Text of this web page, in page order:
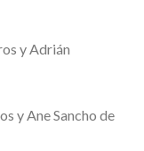
y Adrián
y Ane Sancho de